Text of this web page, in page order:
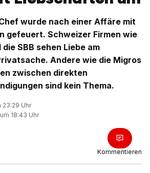
wurde nach einer Affäre mit
gefeuert. Schweizer Firmen wie
SBB sehen Liebe am
Andere wie die Migros
zwischen direkten
sind kein Thema.
23:29 Uhr
18:43 Uhr
Kommentieren